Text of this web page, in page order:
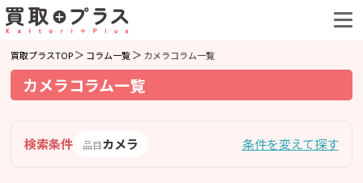
買取プラスTOP コラム一覧 カメラコラム一覧
カメラコラム一覧
検索条件 品目カメラ 条件を変えて探す